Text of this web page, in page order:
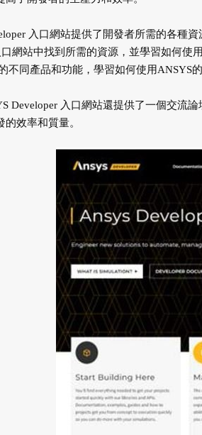
入口網站提供了開發者所需的各種
口網站中找到所需的資源，並學習如何使
不同產品和功能，學習如何使用ANSYS
Developer 入口網站還提供了一個交流
效率和質量。